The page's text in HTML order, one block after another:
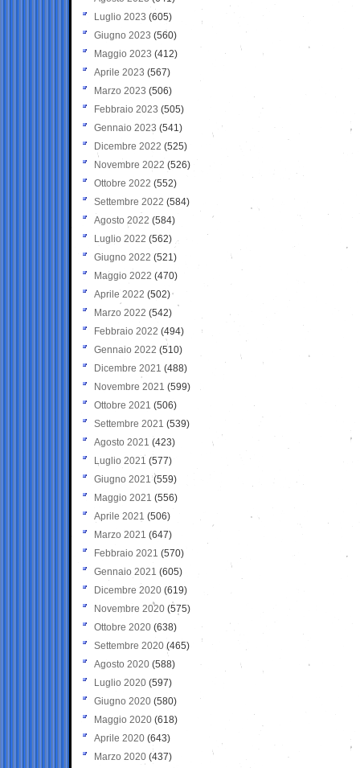
Luglio 2023 (605)
Giugno 2023 (560)
Maggio 2023 (412)
Aprile 2023 (567)
Marzo 2023 (506)
Febbraio 2023 (505)
Gennaio 2023 (541)
Dicembre 2022 (525)
Novembre 2022 (526)
Ottobre 2022 (552)
Settembre 2022 (584)
Agosto 2022 (584)
Luglio 2022 (562)
Giugno 2022 (521)
Maggio 2022 (470)
Aprile 2022 (502)
Marzo 2022 (542)
Febbraio 2022 (494)
Gennaio 2022 (510)
Dicembre 2021 (488)
Novembre 2021 (599)
Ottobre 2021 (506)
Settembre 2021 (539)
Agosto 2021 (423)
Luglio 2021 (577)
Giugno 2021(559)
Maggio 2021 (556)
Aprile 2021 (506)
Marzo 2021 (647)
Febbraio 2021 (570)
Gennaio 2021 (605)
Dicembre 2020 (619)
Novembre 2020 (575)
Ottobre 2020 (638)
Settembre 2020(465)
Agosto 2020 (588)
Luglio 2020 (597)
Giugno 2020 (580)
Maggio 2020 (618)
Aprile 2020 (643)
Marzo 2020 (437)